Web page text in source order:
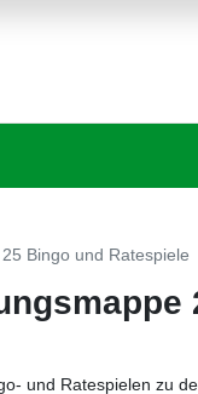
Bingo und Ratespiele
und Ratespielen zu